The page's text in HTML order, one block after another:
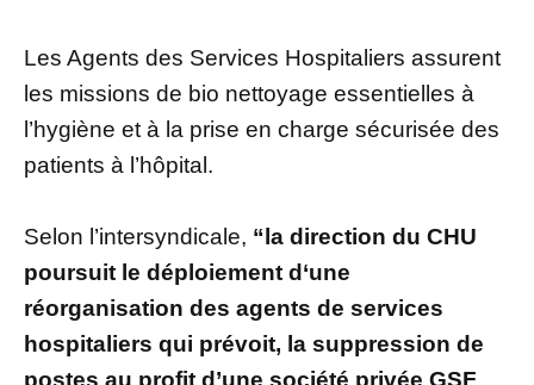
Les Agents des Services Hospitaliers assurent
les missions de bio nettoyage essentielles à
l’hygiène et à la prise en charge sécurisée des
patients à l’hôpital.
Selon l’intersyndicale, “la direction du CHU
poursuit le déploiement d‘une
réorganisation des agents de services
hospitaliers qui prévoit, la suppression de
postes au profit d’une société privée GSF